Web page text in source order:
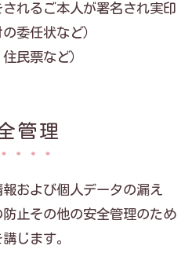
れるご本人が署名され実印
委任状など）
民票など）
管理
および個人データの漏え
止その他の安全管理のため
じます。